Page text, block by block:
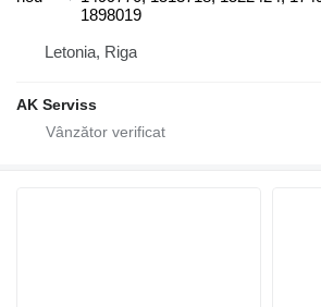
1898019
Letonia, Riga
AK Serviss